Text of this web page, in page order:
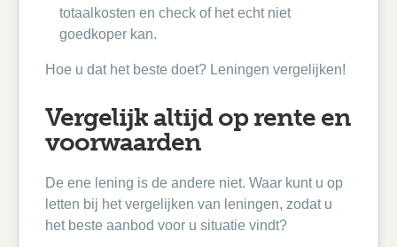
totaalkosten en check of het echt niet
goedkoper kan.
Hoe u dat het beste doet? Leningen vergelijken!
Vergelijk altijd op rente en
voorwaarden
De ene lening is de andere niet. Waar kunt u op
letten bij het vergelijken van leningen, zodat u
het beste aanbod voor u situatie vindt?